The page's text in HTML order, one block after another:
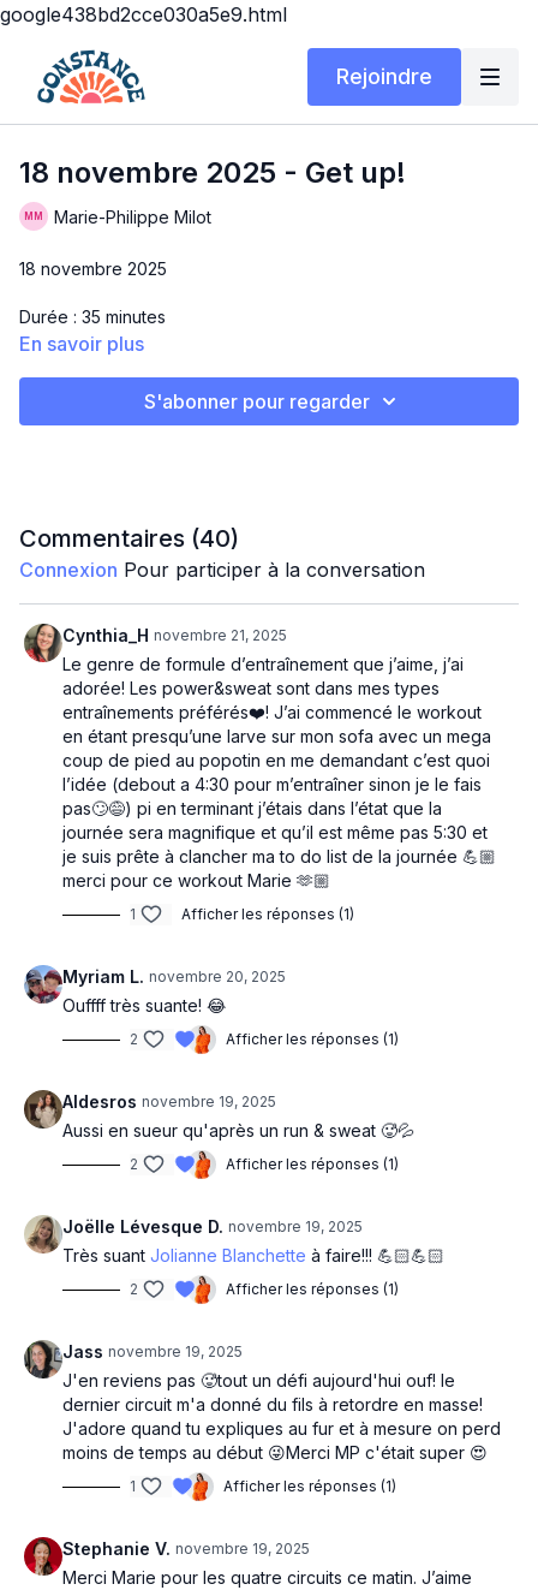
google438bd2cce030a5e9.html
Rejoindre
18 novembre 2025 - Get up!
Marie-Philippe Milot
18 novembre 2025
Durée : 35 minutes
Hello!! 🤩 Soyez prêt(e)s pour ce workout-là, ce n'est pas de
Front lunge
Row
Front lunge row
Minute cardio : front lunge rapide ou lunge jump
Circuit 2 :
Sumo squat
Up right row
Sumo Up right row
Minute cardio : squat to lunge rapide
Circuit 3 :
Side lunge
Single clean and press
Side lunge clean and press
Circuit 4 :
Deadlift
Squat clean
Minute cardio : squat rapides ou squat jump
En savoir plus
S'abonner pour regarder
Commentaires (40)
Connexion Pour participer à la conversation
Cynthia_H novembre 21, 2025
Le genre de formule d’entraînement que j’aime, j’ai
adorée! Les power&sweat sont dans mes types
entraînements préférés❤️! J’ai commencé le workout
en étant presqu’une larve sur mon sofa avec un mega
coup de pied au popotin en me demandant c’est quoi
l’idée (debout a 4:30 pour m’entraîner sinon je le fais
pas🙄😅) pi en terminant j’étais dans l’état que la
journée sera magnifique et qu’il est même pas 5:30 et
je suis prête à clancher ma to do list de la journée 💪🏼
merci pour ce workout Marie 🫶🏼
1 Afficher les réponses (1)
Myriam L. novembre 20, 2025
Ouffff très suante! 😂
2 Afficher les réponses (1)
Aldesros novembre 19, 2025
Aussi en sueur qu'après un run & sweat 🥵💦
2 Afficher les réponses (1)
Joëlle Lévesque D. novembre 19, 2025
Très suant Jolianne Blanchette à faire!!! 💪🏻💪🏻
2 Afficher les réponses (1)
Jass novembre 19, 2025
J'en reviens pas 🥵tout un défi aujourd'hui ouf! le
dernier circuit m'a donné du fils à retordre en masse!
J'adore quand tu expliques au fur et à mesure on perd
moins de temps au début 😜Merci MP c'était super 😍
1 Afficher les réponses (1)
Stephanie V. novembre 19, 2025
Merci Marie pour les quatre circuits ce matin. J’aime